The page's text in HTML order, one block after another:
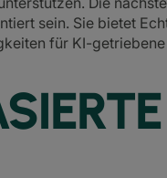
sein. Sie bietet
für KI-